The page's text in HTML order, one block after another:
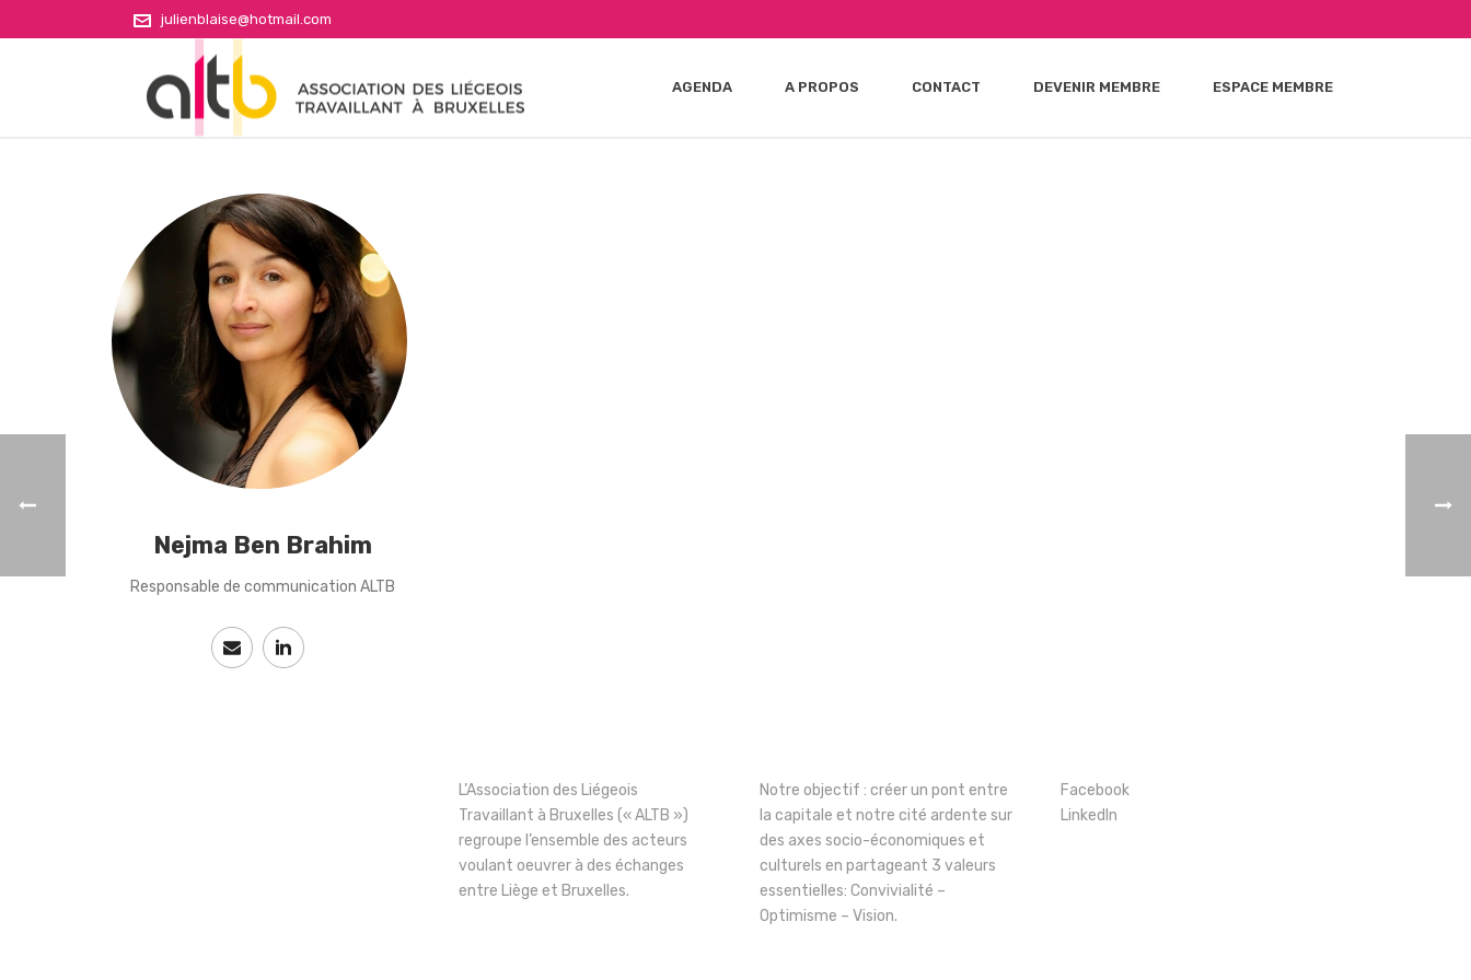
julienblaise@hotmail.com
AGENDA A PROPOS CONTACT DEVENIR MEMBRE ESPACE MEMBRE
Nejma Ben Brahim
Responsable de communication ALTB
L’Association des Liégeois
Travaillant à Bruxelles (« ALTB »)
regroupe l’ensemble des acteurs
voulant oeuvrer à des échanges
entre Liège et Bruxelles.
Notre objectif : créer un pont entre
la capitale et notre cité ardente sur
des axes socio-économiques et
culturels en partageant 3 valeurs
essentielles: Convivialité –
Optimisme – Vision.
Facebook
LinkedIn